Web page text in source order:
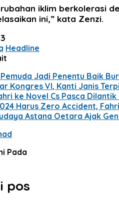
iklim berkolerasi
ini,” kata Zenzi.
Headline
Jadi Penentu Baik
Kongres VI, Kanti Janis
ke Novel Cs Pasca
Harus Zero Accident,
Astana Oetara Ajak
Pada
pos